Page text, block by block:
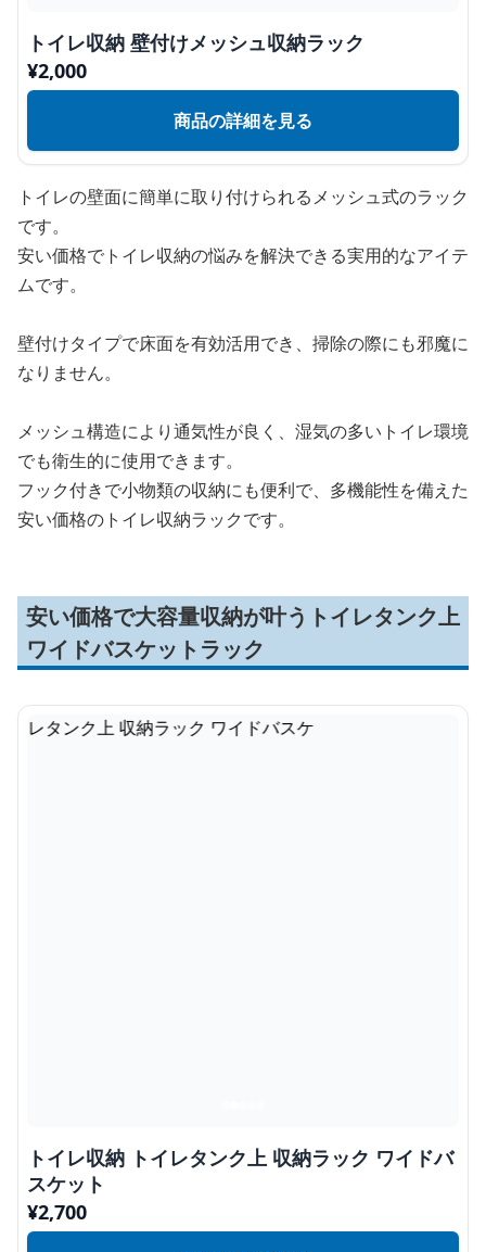
トイレ収納 壁付けメッシュ収納ラック
¥2,000
商品の詳細を見る
トイレの壁面に簡単に取り付けられるメッシュ式のラック
です。
安い価格でトイレ収納の悩みを解決できる実用的なアイテ
ムです。
壁付けタイプで床面を有効活用でき、掃除の際にも邪魔に
なりません。
メッシュ構造により通気性が良く、湿気の多いトイレ環境
でも衛生的に使用できます。
フック付きで小物類の収納にも便利で、多機能性を備えた
安い価格のトイレ収納ラックです。
安い価格で大容量収納が叶うトイレタンク上
ワイドバスケットラック
トイレ収納 トイレタンク上 収納ラック ワイドバ
スケット
¥2,700